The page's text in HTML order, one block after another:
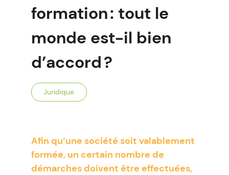
formation : tout le
monde est-il bien
d’accord ?
Juridique
Afin qu’une société soit valablement
formée, un certain nombre de
démarches doivent être effectuées,